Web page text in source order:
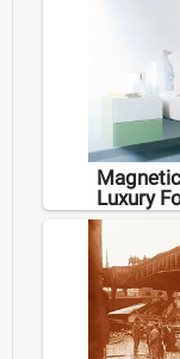
Luxury